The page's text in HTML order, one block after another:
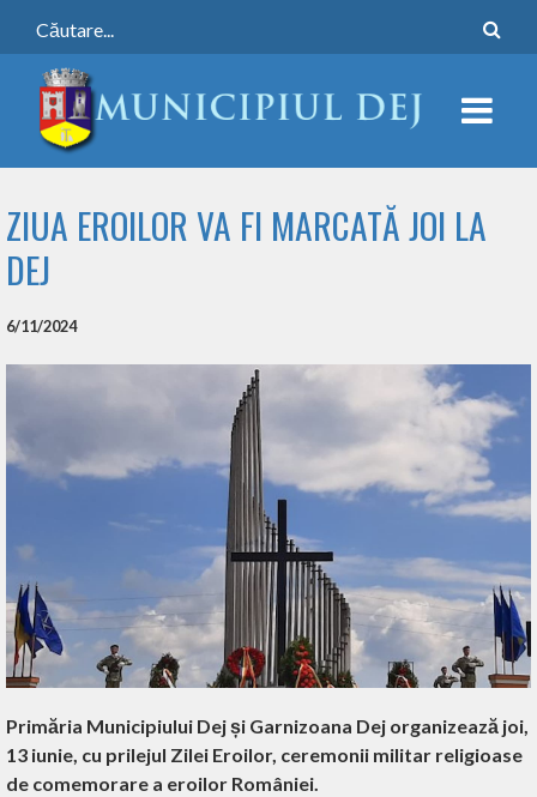
ZIUA EROILOR VA FI MARCATĂ JOI LA
DEJ
6/11/2024
Primăria Municipiului Dej și Garnizoana Dej organizează joi,
13 iunie, cu prilejul Zilei Eroilor, ceremonii militar religioase
de comemorare a eroilor României.